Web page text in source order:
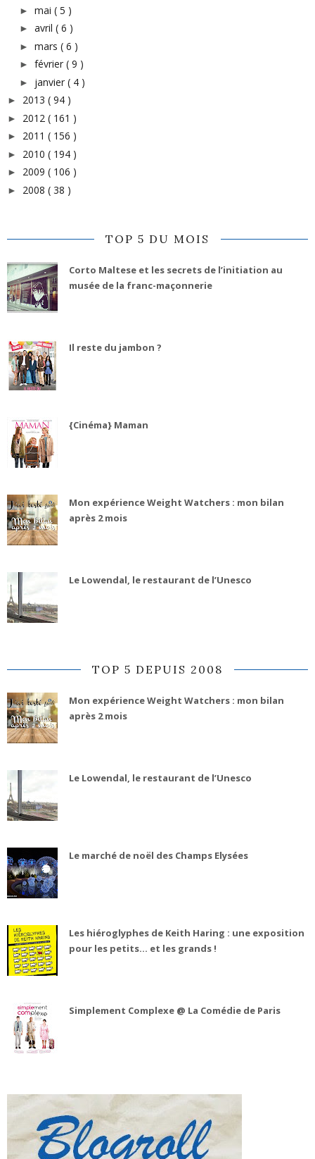
► mai ( 5 )
► avril ( 6 )
► mars ( 6 )
► février ( 9 )
► janvier ( 4 )
► 2013 ( 94 )
► 2012 ( 161 )
► 2011 ( 156 )
► 2010 ( 194 )
► 2009 ( 106 )
► 2008 ( 38 )
TOP 5 DU MOIS
Corto Maltese et les secrets de l’initiation au
musée de la franc-maçonnerie
Il reste du jambon ?
{Cinéma} Maman
Mon expérience Weight Watchers : mon bilan
après 2 mois
Le Lowendal, le restaurant de l’Unesco
TOP 5 DEPUIS 2008
Mon expérience Weight Watchers : mon bilan
après 2 mois
Le Lowendal, le restaurant de l’Unesco
Le marché de noël des Champs Elysées
Les hiéroglyphes de Keith Haring : une exposition
pour les petits... et les grands !
Simplement Complexe @ La Comédie de Paris